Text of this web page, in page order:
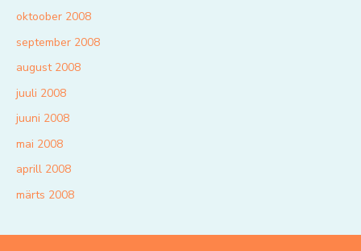
oktoober 2008
september 2008
august 2008
juuli 2008
juuni 2008
mai 2008
aprill 2008
märts 2008